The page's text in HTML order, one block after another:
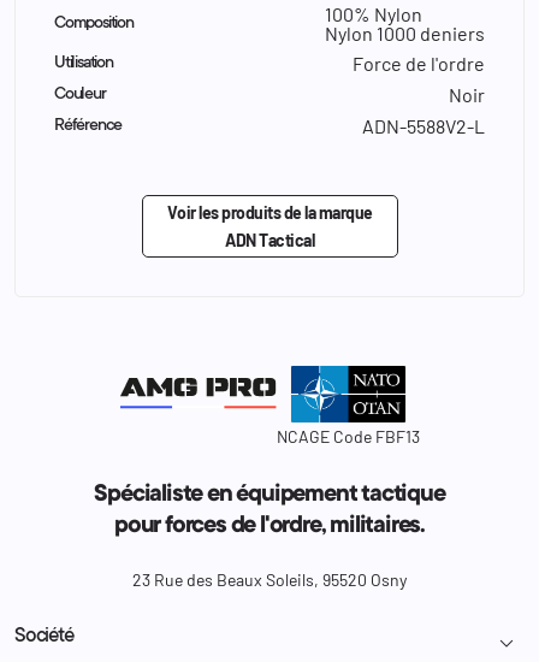
Composition
100% Nylon
Nylon 1000 deniers
Utilisation Force de l'ordre
Couleur Noir
Référence ADN-5588V2-L
Voir les produits de la marque
ADN Tactical
NCAGE Code FBF13
Spécialiste en équipement tactique
pour forces de l'ordre, militaires.
23 Rue des Beaux Soleils, 95520 Osny
Société 